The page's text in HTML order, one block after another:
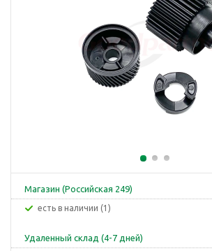
Магазин (Российская 249)
Есть в наличии (1)
Удаленный склад (4-7 дней)